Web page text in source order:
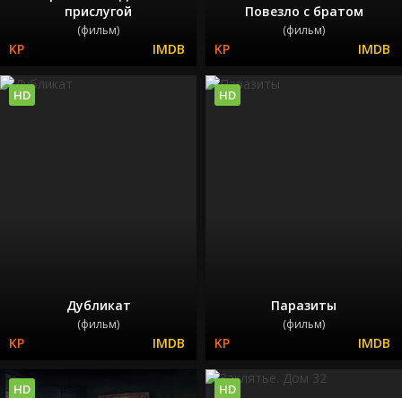
прислугой
(фильм)
Повезло с братом
(фильм)
Дубликат
(фильм)
HD
Паразиты
(фильм)
HD
HD HD